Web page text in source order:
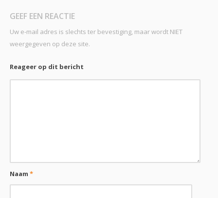
GEEF EEN REACTIE
Uw e-mail adres is slechts ter bevestiging, maar wordt NIET
weergegeven op deze site.
Reageer op dit bericht
Naam*